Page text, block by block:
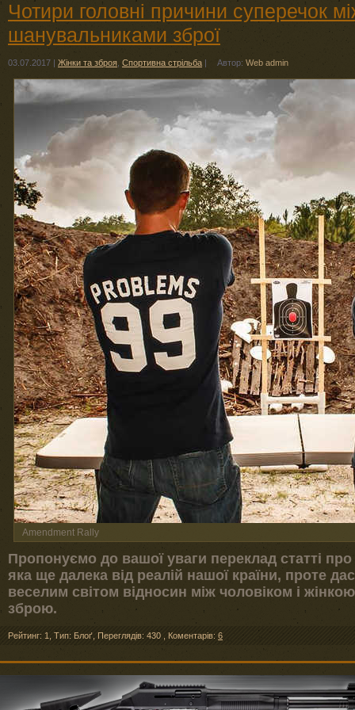
Чотири головні причини суперечок
шанувальниками зброї
03.07.2017 | Жінки та зброя Спортивна стрільба | Автор: Web admin
Amendment Rally
Пропонуємо до вашої уваги переклад статті
яка ще далека від реалій нашої країни, проте
веселим світом відносин між чоловіком і
зброю.
Рейтинг: 1 Тип: Блоґ Переглядів: 430 Коментарів: 6